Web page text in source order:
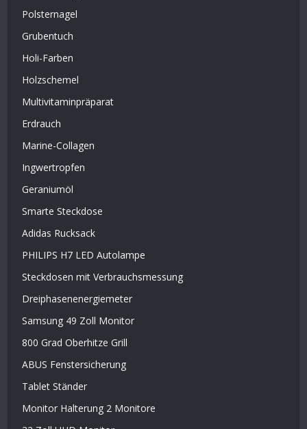
Polsternagel
Grubentuch
Holi-Farben
Holzschemel
Multivitaminpräparat
Erdrauch
Marine-Collagen
Ingwertropfen
Geraniumöl
Smarte Steckdose
Adidas Rucksack
PHILIPS H7 LED Autolampe
Steckdosen mit Verbrauchsmessung
Dreiphasenenergiemeter
Samsung 49 Zoll Monitor
800 Grad Oberhitze Grill
ABUS Fenstersicherung
Tablet Ständer
Monitor Halterung 2 Monitore